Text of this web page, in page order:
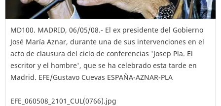
MD100. MADRID, 06/05/08.- El ex presidente del Gobierno
José María Aznar, durante una de sus intervenciones en el
acto de clausura del ciclo de conferencias 'Josep Pla. El
escritor y el hombre', que se ha celebrado esta tarde en
Madrid. EFE/Gustavo Cuevas ESPAÑA-AZNAR-PLA
EFE_060508_2101_CUL(0766).jpg